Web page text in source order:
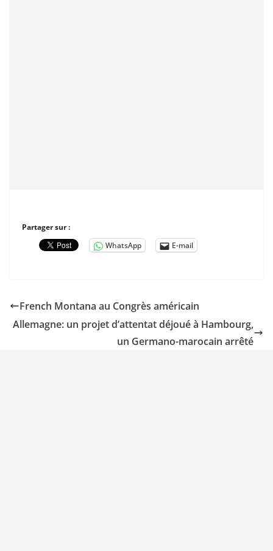
Partager sur :
WhatsApp
E-mail
French Montana au Congrès américain
Allemagne: un projet d’attentat déjoué à Hambourg,
un Germano-marocain arrêté